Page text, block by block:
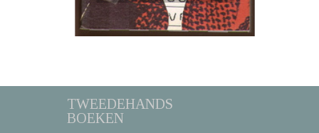
TWEEDEHANDS
BOEKEN